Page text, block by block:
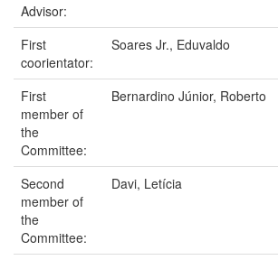
Advisor:
First
coorientator:
Soares Jr., Eduvaldo
First
member of
the
Committee:
Bernardino Júnior, Roberto
Second
member of
the
Committee:
Davi, Letícia